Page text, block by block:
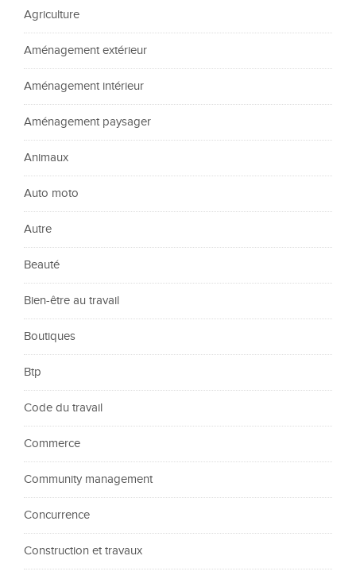
Agriculture
Aménagement extérieur
Aménagement intérieur
Aménagement paysager
Animaux
Auto moto
Autre
Beauté
Bien-être au travail
Boutiques
Btp
Code du travail
Commerce
Community management
Concurrence
Construction et travaux